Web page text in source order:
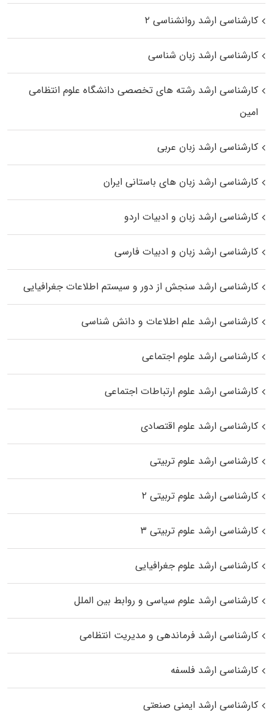
کارشناسی ارشد روانشناسی ۲
کارشناسی ارشد زبان شناسی
کارشناسی ارشد رﺷﺘﻪ ﻫﺎی تخصصی داﻧﺸﮕﺎه ﻋﻠﻮم انتظامی
اﻣﻴﻦ
کارشناسی ارشد زبان عربی
کارشناسی ارشد زبان‌ های باستانی ایران
کارشناسی ارشد زبان و ادبیات اردو
کارشناسی ارشد زبان و ادبیات فارسی
کارشناسی ارشد سنجش از دور و سیستم اطلاعات جغرافیایی
کارشناسی ارشد علم اطلاعات و دانش شناسی
کارشناسی ارشد علوم اجتماعی
کارشناسی ارشد علوم ارتباطات اجتماعی
کارشناسی ارشد علوم اقتصادی
کارشناسی ارشد علوم تربیتی
کارشناسی ارشد علوم تربیتی ۲
کارشناسی ارشد علوم تربیتی ۳
کارشناسی ارشد علوم جغرافیایی
کارشناسی ارشد علوم سیاسی و روابط بین الملل
کارشناسی ارشد فرماندهی و مدیریت انتظامی
کارشناسی ارشد فلسفه
کارشناسی ارشد ایمنی صنعتی